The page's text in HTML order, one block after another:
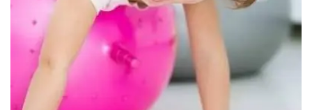
Sėkmės istorijos
Atsiliepimai
Kontaktai